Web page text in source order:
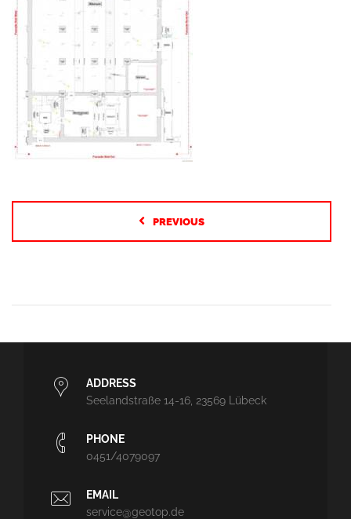
PREVIOUS
ADDRESS
Seelandstraße 14-16, 23569 Lübeck
PHONE
0451/4079097
EMAIL
service@geotop.de